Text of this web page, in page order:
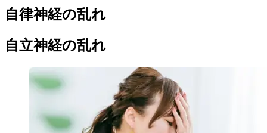
自律神経の乱れ
自立神経の乱れ